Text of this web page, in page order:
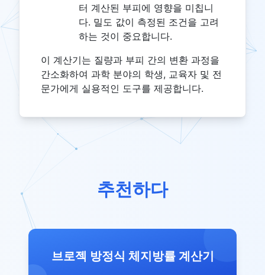
터 계산된 부피에 영향을 미칩니
다. 밀도 값이 측정된 조건을 고려
하는 것이 중요합니다.
이 계산기는 질량과 부피 간의 변환 과정을
간소화하여 과학 분야의 학생, 교육자 및 전
문가에게 실용적인 도구를 제공합니다.
추천하다
브로젝 방정식 체지방률 계산기